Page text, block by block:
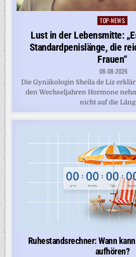
Posted
TOP-NEWS
Lust in der Lebensmitte:
Standardpenislänge, die
Frauen“
08-08-2026
Die Gynäkologin Sheila de Liz
den Wechseljahren Hormone
nicht auf die
Ruhestandsrechner: Wann
aufhören?